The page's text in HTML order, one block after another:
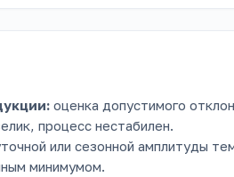
оценка допустимого
процесс нестабилен.
или сезонной амплитуды
минимумом.